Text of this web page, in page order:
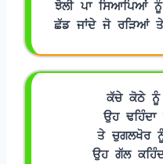
ਝੋਲੀ ਪਾ ਸਿਆਪਿਆਂ
ਛੱਡ ਜਾਂਦੇ ਜੋ ਰੜਿਆਂ
ਕੱਚੇ ਕੋਠੇ ਨੂੰ
ਉਹ ਢਹਿੰਦਾ
ਤੇ ਚੁਗਲਖੋਰ
ਉਹ ਗੱਲ